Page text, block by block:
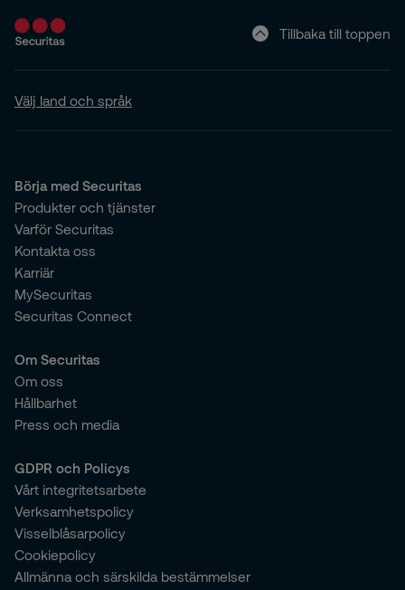
Tillbaka till toppen
Välj land och språk
Börja med Securitas
Produkter och tjänster
Varför Securitas
Kontakta oss
Karriär
MySecuritas
Securitas Connect
Om Securitas
Om oss
Hållbarhet
Press och media
GDPR och Policys
Vårt integritetsarbete
Verksamhetspolicy
Visselblåsarpolicy
Cookiepolicy
Allmänna och särskilda bestämmelser